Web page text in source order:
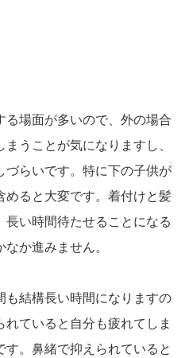
場面が多いので、外の場合
うことが気になりますし、
づらいです。特に下の子供が
めると大変です。着付けと髪
い時間待たせることになる
か進みません。
も結構長い時間になりますの
ていると自分も疲れてしま
。鼻緒で抑えられていると